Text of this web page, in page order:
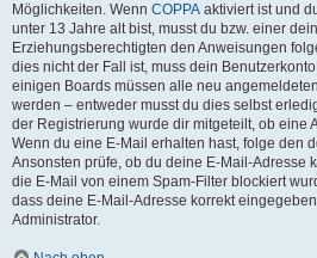
Möglichkeiten. Wenn COPPA aktiviert ist und
unter 13 Jahre alt bist, musst du bzw. einer
Erziehungsberechtigten den Anweisungen
dies nicht der Fall ist, muss dein
einigen Boards müssen alle neu
werden – entweder musst du dies selbst
der Registrierung wurde dir mitgeteilt, ob eine
Wenn du eine E-Mail erhalten hast, folge den
Ansonsten prüfe, ob du deine E-Mail-Adresse
die E-Mail von einem Spam-Filter blockiert
dass deine E-Mail-Adresse korrekt
Administrator.